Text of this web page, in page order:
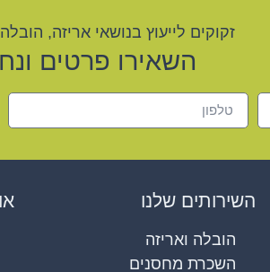
זקוקים לייעוץ בנושאי אריזה,
השאירו פרטים
השירותים שלנו
הובלה ואריזה
השכרת מחסנים